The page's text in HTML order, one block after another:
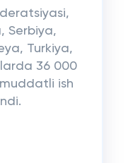
Serbiya,
Turkiya,
36 000
ish